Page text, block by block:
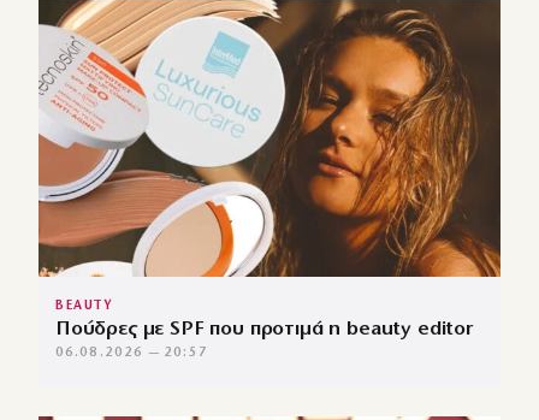
BEAUTY
Πούδρες με SPF που προτιμά η beauty editor
06.08.2026 — 20:57